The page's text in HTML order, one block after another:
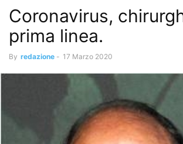
Coronavirus,
prima linea.
By redazione - 17 Marzo 2020